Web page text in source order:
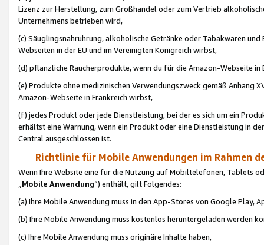
Lizenz zur Herstellung, zum Großhandel oder zum Vertrieb
Unternehmens betrieben wird,
(c) Säuglingsnahruhrung, alkoholische Getränke oder Tabakwaren
Webseiten in der EU und im Vereinigten Königreich wirbst,
(d) pflanzliche Raucherprodukte, wenn du für die Amazon-Webseite in
(e) Produkte ohne medizinischen Verwendungszweck gemäß Anhang
Amazon-Webseite in Frankreich wirbst,
(f) jedes Produkt oder jede Dienstleistung, bei der es sich um ein
erhältst eine Warnung, wenn ein Produkt oder eine Dienstleistung in
Central ausgeschlossen ist.
Richtlinie für Mobile Anwendungen im Rahmen
Wenn Ihre Website eine für die Nutzung auf Mobiltelefonen, Tablets
„Mobile Anwendung“) enthält, gilt Folgendes:
(a) Ihre Mobile Anwendung muss in den App-Stores von Google Play,
(b) Ihre Mobile Anwendung muss kostenlos heruntergeladen werden
(c) Ihre Mobile Anwendung muss originäre Inhalte haben,